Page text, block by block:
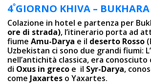
4ºGIORNO KHIVA – BUKHARA
Colazione in hotel e partenza per
ore di strada), l’itinerario porta ad
fiume Amu-Darya e il deserto Rosso
Uzbekistan ci sono due grandi fiumi:
nell’antichità classica, era conosciuto
di Oxus in greco e il Syr-Darya,
come Jaxartes o Yaxartes.